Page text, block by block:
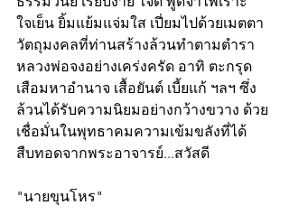
ใจเย็น ยิ้มแย้มแจ่มใส เปี่ยมไปด้วยเมตตา
วัตถุมงคลที่ท่านสร้างล้วนทำตามตำรา
หลวงพ่อจงอย่างเคร่งครัด อาทิ ตะกรุด
เสือมหาอำนาจ เสื้อยันต์ เบี้ยแก้ ฯลฯ ซึ่ง
ล้วนได้รับความนิยมอย่างกว้างขวาง ด้วย
เชื่อมั่นในพุทธาคมความเข้มขลังที่ได้
สืบทอดจากพระอาจารย์...สวัสดี
"นายขุนโหร"